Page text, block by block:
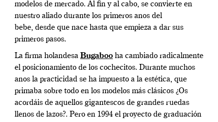
modelos de mercado. Al fin y al cabo, se convierte en
nuestro aliado durante los primeros anos del
bebe, desde que nace hasta que empieza a dar sus
primeros pasos.
La firma holandesa Bugaboo ha cambiado radicalmente
el posicionamiento de los cochecitos. Durante muchos
anos la practicidad se ha impuesto a la estética, que
primaba sobre todo en los modelos más clásicos ¿Os
acordáis de aquellos gigantescos de grandes ruedas
llenos de lazos?. Pero en 1994 el proyecto de graduación